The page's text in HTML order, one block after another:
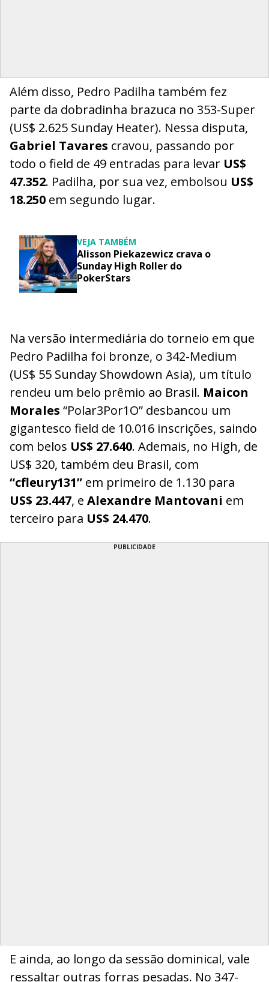
Além disso, Pedro Padilha também fez
parte da dobradinha brazuca no 353-Super
(US$ 2.625 Sunday Heater). Nessa disputa,
Gabriel Tavares cravou, passando por
todo o field de 49 entradas para levar US$
47.352. Padilha, por sua vez, embolsou US$
18.250 em segundo lugar.
VEJA TAMBÉM
Alisson Piekazewicz crava o
Sunday High Roller do
PokerStars
Na versão intermediária do torneio em que
Pedro Padilha foi bronze, o 342-Medium
(US$ 55 Sunday Showdown Asia), um título
rendeu um belo prêmio ao Brasil. Maicon
Morales “Polar3Por1O” desbancou um
gigantesco field de 10.016 inscrições, saindo
com belos US$ 27.640. Ademais, no High, de
US$ 320, também deu Brasil, com
“cfleury131” em primeiro de 1.130 para
US$ 23.447, e Alexandre Mantovani em
terceiro para US$ 24.470.
PUBLICIDADE
E ainda, ao longo da sessão dominical, vale
ressaltar outras forras pesadas. No 347-